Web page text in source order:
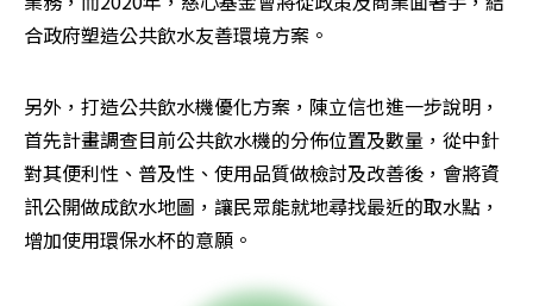
合政府塑造公共飲水友善環境方案。
另外，打造公共飲水機優化方案，陳立信也進一步說明，
首先計畫調查目前公共飲水機的分佈位置及數量，從中針
對其便利性、普及性、使用品質做檢討及改善後，會將資
訊公開做成飲水地圖，讓民眾能就地尋找最近的取水點，
增加使用環保水杯的意願。